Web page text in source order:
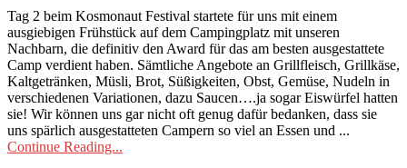
Tag 2 beim Kosmonaut Festival startete für uns mit einem
ausgiebigen Frühstück auf dem Campingplatz mit unseren
Nachbarn, die definitiv den Award für das am besten ausgestattete
Camp verdient haben. Sämtliche Angebote an Grillfleisch, Grillkäse,
Kaltgetränken, Müsli, Brot, Süßigkeiten, Obst, Gemüse, Nudeln in
verschiedenen Variationen, dazu Saucen….ja sogar Eiswürfel hatten
sie! Wir können uns gar nicht oft genug dafür bedanken, dass sie
uns spärlich ausgestatteten Campern so viel an Essen und ...
Continue Reading...